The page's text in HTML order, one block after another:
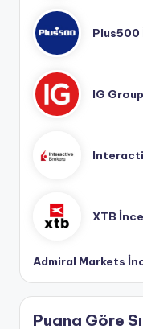
Plus500
IG
XTB
Admiral Markets
Puana Göre